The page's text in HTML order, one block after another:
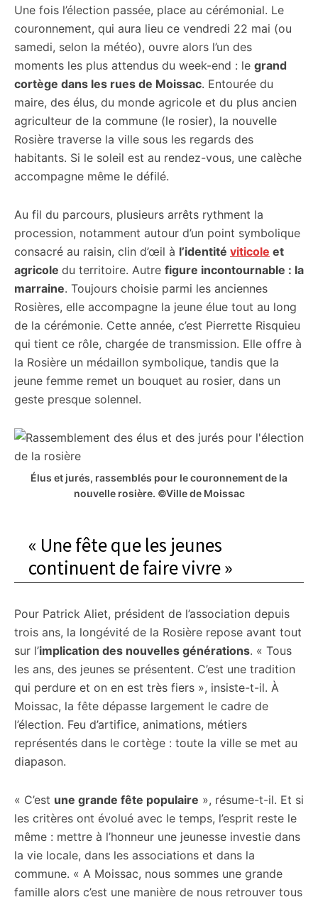
Une fois l’élection passée, place au cérémonial. Le
couronnement, qui aura lieu ce vendredi 22 mai (ou
samedi, selon la météo), ouvre alors l’un des
moments les plus attendus du week-end : le grand
cortège dans les rues de Moissac. Entourée du
maire, des élus, du monde agricole et du plus ancien
agriculteur de la commune (le rosier), la nouvelle
Rosière traverse la ville sous les regards des
habitants. Si le soleil est au rendez-vous, une calèche
accompagne même le défilé.
Au fil du parcours, plusieurs arrêts rythment la
procession, notamment autour d’un point symbolique
consacré au raisin, clin d’œil à l’identité viticole et
agricole du territoire. Autre figure incontournable : la
marraine. Toujours choisie parmi les anciennes
Rosières, elle accompagne la jeune élue tout au long
de la cérémonie. Cette année, c’est Pierrette Risquieu
qui tient ce rôle, chargée de transmission. Elle offre à
la Rosière un médaillon symbolique, tandis que la
jeune femme remet un bouquet au rosier, dans un
geste presque solennel.
Élus et jurés, rassemblés pour le couronnement de la
nouvelle rosière. ©Ville de Moissac
« Une fête que les jeunes
continuent de faire vivre »
Pour Patrick Aliet, président de l’association depuis
trois ans, la longévité de la Rosière repose avant tout
sur l’implication des nouvelles générations. « Tous
les ans, des jeunes se présentent. C’est une tradition
qui perdure et on en est très fiers », insiste-t-il. À
Moissac, la fête dépasse largement le cadre de
l’élection. Feu d’artifice, animations, métiers
représentés dans le cortège : toute la ville se met au
diapason.
« C’est une grande fête populaire », résume-t-il. Et si
les critères ont évolué avec le temps, l’esprit reste le
même : mettre à l’honneur une jeunesse investie dans
la vie locale, dans les associations et dans la
commune. « A Moissac, nous sommes une grande
famille alors c’est une manière de nous retrouver tous